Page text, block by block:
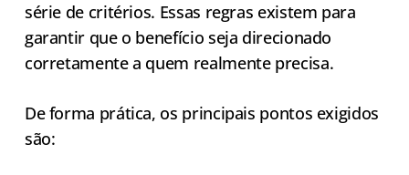
série de critérios. Essas regras existem para
garantir que o benefício seja direcionado
corretamente a quem realmente precisa.
De forma prática, os principais pontos exigidos
são: